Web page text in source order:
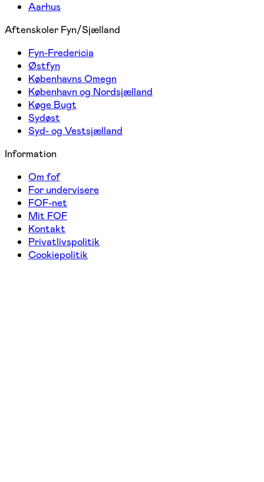
Aarhus
Aftenskoler Fyn/Sjælland
Fyn-Fredericia
Østfyn
Københavns Omegn
København og Nordsjælland
Køge Bugt
Sydøst
Syd- og Vestsjælland
Information
Om fof
For undervisere
FOF-net
Mit FOF
Kontakt
Privatlivspolitik
Cookiepolitik